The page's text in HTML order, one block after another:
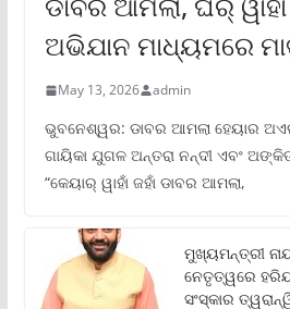
ଅଭିଯାନ ମାଧ୍ୟମରେ
May 13, 2026 admin
ଭୁବନେଶ୍ୱର: ଡାବର ଆମଲା ହେୟାର
ଗାୟିକା ଯୁଗଳ ଅନ୍ତରା ନନ୍ଦୀ ଏବଂ
“କେୟାର୍ ୱାହାଁ ଜହାଁ ଡାବର ଆମଲା,
ମୁଖ୍ୟମନ୍ତ୍ରୀ
ନେତୃତ୍ୱରେ
ସଂସ୍କାର